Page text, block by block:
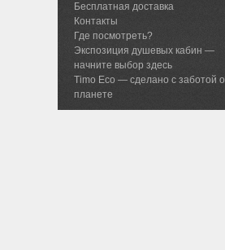
Бесплатная доставка
Контакты
Где посмотреть?
Экспозиция душевых кабин —
начните выбор здесь
Timo Eco — сделано с заботой о
планете